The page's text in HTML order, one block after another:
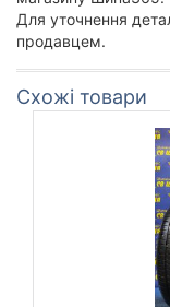
Для уточнення
продавцем.
Схожі товари